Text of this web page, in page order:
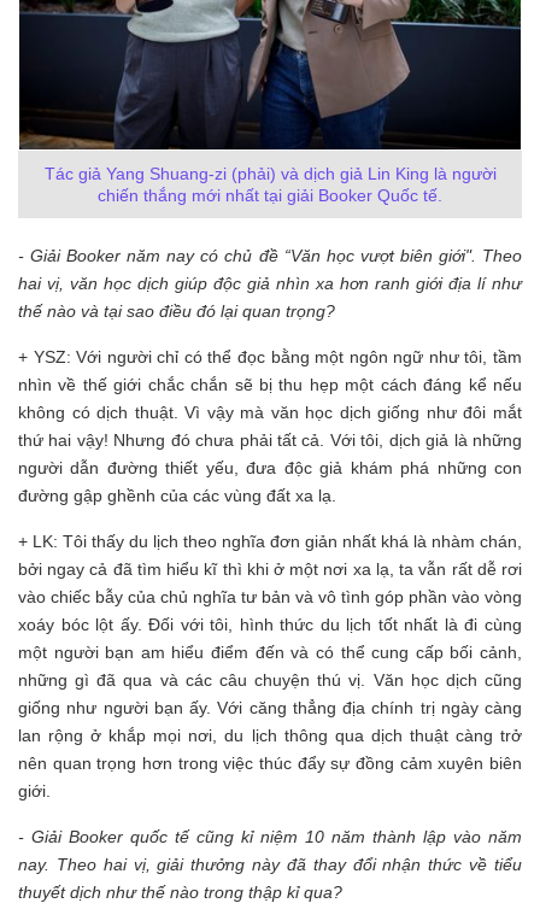
Tác giả Yang Shuang-zi (phải) và dịch giả Lin King là người
chiến thắng mới nhất tại giải Booker Quốc tế.
- Giải Booker năm nay có chủ đề “Văn học vượt biên giới". Theo
hai vị, văn học dịch giúp độc giả nhìn xa hơn ranh giới địa lí như
thế nào và tại sao điều đó lại quan trọng?
+ YSZ: Với người chỉ có thể đọc bằng một ngôn ngữ như tôi, tầm
nhìn về thế giới chắc chắn sẽ bị thu hẹp một cách đáng kể nếu
không có dịch thuật. Vì vậy mà văn học dịch giống như đôi mắt
thứ hai vậy! Nhưng đó chưa phải tất cả. Với tôi, dịch giả là những
người dẫn đường thiết yếu, đưa độc giả khám phá những con
đường gập ghềnh của các vùng đất xa lạ.
+ LK: Tôi thấy du lịch theo nghĩa đơn giản nhất khá là nhàm chán,
bởi ngay cả đã tìm hiểu kĩ thì khi ở một nơi xa lạ, ta vẫn rất dễ rơi
vào chiếc bẫy của chủ nghĩa tư bản và vô tình góp phần vào vòng
xoáy bóc lột ấy. Đối với tôi, hình thức du lịch tốt nhất là đi cùng
một người bạn am hiểu điểm đến và có thể cung cấp bối cảnh,
những gì đã qua và các câu chuyện thú vị. Văn học dịch cũng
giống như người bạn ấy. Với căng thẳng địa chính trị ngày càng
lan rộng ở khắp mọi nơi, du lịch thông qua dịch thuật càng trở
nên quan trọng hơn trong việc thúc đẩy sự đồng cảm xuyên biên
giới.
- Giải Booker quốc tế cũng kỉ niệm 10 năm thành lập vào năm
nay. Theo hai vị, giải thưởng này đã thay đổi nhận thức về tiểu
thuyết dịch như thế nào trong thập kỉ qua?